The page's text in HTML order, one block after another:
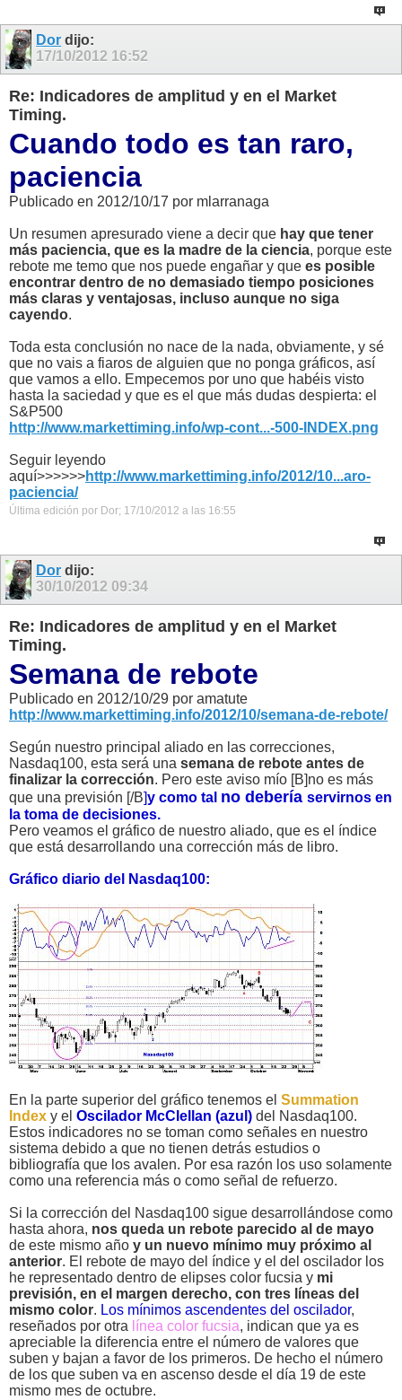
Dor dijo:
17/10/2012 16:52
Re: Indicadores de amplitud y en el Market
Timing.
Cuando todo es tan raro,
paciencia
Publicado en 2012/10/17 por mlarranaga
Un resumen apresurado viene a decir que hay que tener
más paciencia, que es la madre de la ciencia, porque este
rebote me temo que nos puede engañar y que es posible
encontrar dentro de no demasiado tiempo posiciones
más claras y ventajosas, incluso aunque no siga
cayendo.
Toda esta conclusión no nace de la nada, obviamente, y sé
que no vais a fiaros de alguien que no ponga gráficos, así
que vamos a ello. Empecemos por uno que habéis visto
hasta la saciedad y que es el que más dudas despierta: el
S&P500
http://www.markettiming.info/wp-cont...-500-INDEX.png
Seguir leyendo
aquí>>>>>>http://www.markettiming.info/2012/10...aro-
paciencia/
Última edición por Dor; 17/10/2012 a las 16:55
Dor dijo:
30/10/2012 09:34
Re: Indicadores de amplitud y en el Market
Timing.
Semana de rebote
Publicado en 2012/10/29 por amatute
http://www.markettiming.info/2012/10/semana-de-rebote/
Según nuestro principal aliado en las correcciones,
Nasdaq100, esta será una semana de rebote antes de
finalizar la corrección. Pero este aviso mío [B]no es más
que una previsión [/B]y como tal no debería servirnos en
la toma de decisiones.
Pero veamos el gráfico de nuestro aliado, que es el índice
que está desarrollando una corrección más de libro.
Gráfico diario del Nasdaq100:
En la parte superior del gráfico tenemos el Summation
Index y el Oscilador McClellan (azul) del Nasdaq100.
Estos indicadores no se toman como señales en nuestro
sistema debido a que no tienen detrás estudios o
bibliografía que los avalen. Por esa razón los uso solamente
como una referencia más o como señal de refuerzo.
Si la corrección del Nasdaq100 sigue desarrollándose como
hasta ahora, nos queda un rebote parecido al de mayo
de este mismo año y un nuevo mínimo muy próximo al
anterior. El rebote de mayo del índice y el del oscilador los
he representado dentro de elipses color fucsia y mi
previsión, en el margen derecho, con tres líneas del
mismo color. Los mínimos ascendentes del oscilador,
reseñados por otra línea color fucsia, indican que ya es
apreciable la diferencia entre el número de valores que
suben y bajan a favor de los primeros. De hecho el número
de los que suben va en ascenso desde el día 19 de este
mismo mes de octubre.